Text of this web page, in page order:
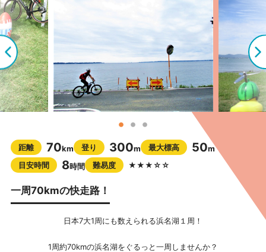
距離 70km 登り 300m 最大標高 50m
目安時間
8時間 難易度 ★★★☆☆
一周70kmの快走路！
日本7大1周にも数えられる浜名湖１周！
1周約70kmの浜名湖をぐるっと一周しませんか？